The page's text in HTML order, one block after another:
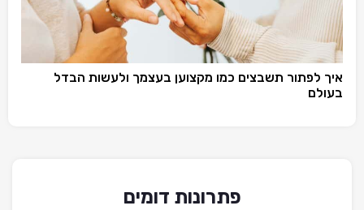
איך לפתור תשבצים כמו מקצוען בעצמך ולעשות הבדל
בעולם
פתרונות דומים